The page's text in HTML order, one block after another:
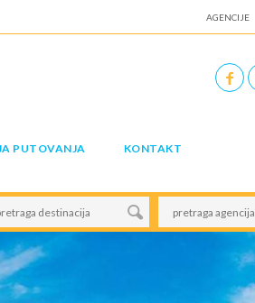
AGENCIJE
PUTOVANJA KONTAKT